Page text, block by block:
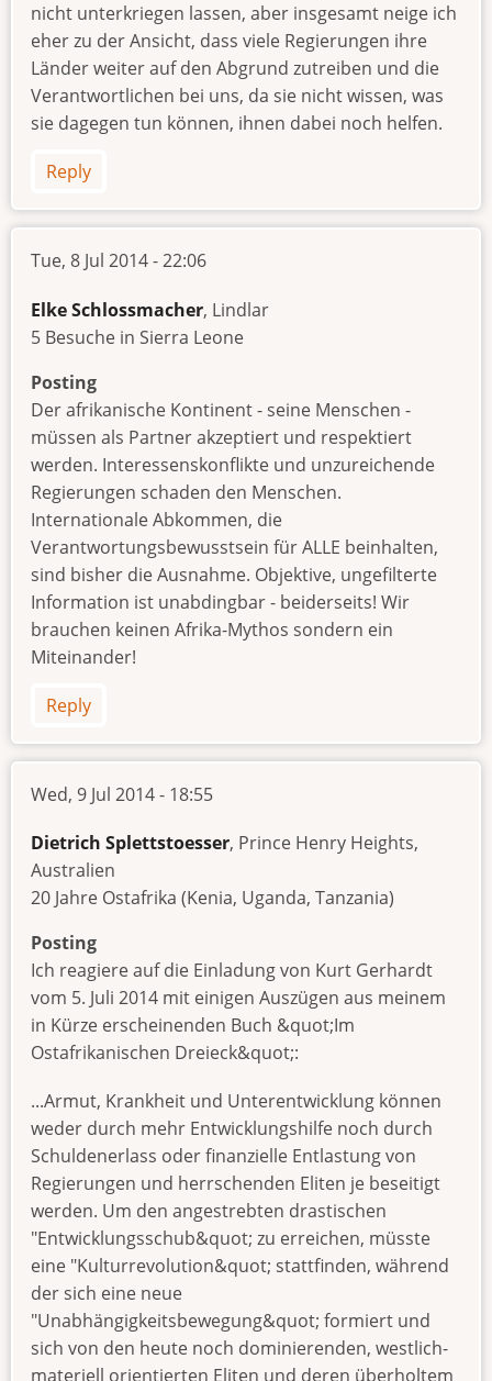
nicht unterkriegen lassen, aber insgesamt neige ich
eher zu der Ansicht, dass viele Regierungen ihre
Länder weiter auf den Abgrund zutreiben und die
Verantwortlichen bei uns, da sie nicht wissen, was
sie dagegen tun können, ihnen dabei noch helfen.
Reply
Tue, 8 Jul 2014 - 22:06
Elke Schlossmacher, Lindlar
5 Besuche in Sierra Leone
Posting
Der afrikanische Kontinent - seine Menschen -
müssen als Partner akzeptiert und respektiert
werden. Interessenskonflikte und unzureichende
Regierungen schaden den Menschen.
Internationale Abkommen, die
Verantwortungsbewusstsein für ALLE beinhalten,
sind bisher die Ausnahme. Objektive, ungefilterte
Information ist unabdingbar - beiderseits! Wir
brauchen keinen Afrika-Mythos sondern ein
Miteinander!
Reply
Wed, 9 Jul 2014 - 18:55
Dietrich Splettstoesser, Prince Henry Heights,
Australien
20 Jahre Ostafrika (Kenia, Uganda, Tanzania)
Posting
Ich reagiere auf die Einladung von Kurt Gerhardt
vom 5. Juli 2014 mit einigen Auszügen aus meinem
in Kürze erscheinenden Buch &quot;Im
Ostafrikanischen Dreieck&quot;:
...Armut, Krankheit und Unterentwicklung können
weder durch mehr Entwicklungshilfe noch durch
Schuldenerlass oder finanzielle Entlastung von
Regierungen und herrschenden Eliten je beseitigt
werden. Um den angestrebten drastischen
"Entwicklungsschub&quot; zu erreichen, müsste
eine "Kulturrevolution&quot; stattfinden, während
der sich eine neue
"Unabhängigkeitsbewegung&quot; formiert und
sich von den heute noch dominierenden, westlich-
materiell orientierten Eliten und deren überholtem